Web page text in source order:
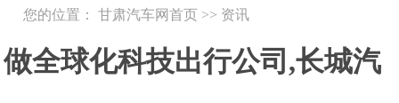
您的位置：甘肃汽车网首页 >> 资讯
做全球化科技出行公司,长城汽